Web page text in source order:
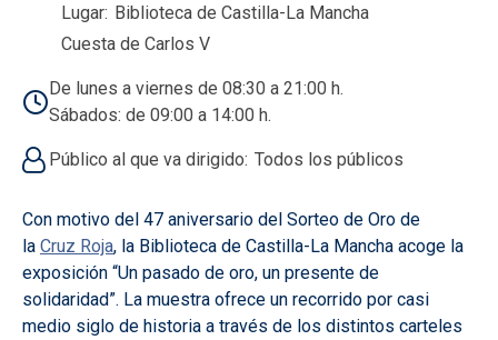
Lugar Biblioteca de Castilla-La Mancha
Cuesta de Carlos V
De lunes a viernes de 08:30 a 21:00 h.
Sábados: de 09:00 a 14:00 h.
Público al que va dirigido Todos los públicos
Con motivo del 47 aniversario del Sorteo de Oro de
la Cruz Roja, la Biblioteca de Castilla-La Mancha acoge la
exposición “Un pasado de oro, un presente de
solidaridad”. La muestra ofrece un recorrido por casi
medio siglo de historia a través de los distintos carteles